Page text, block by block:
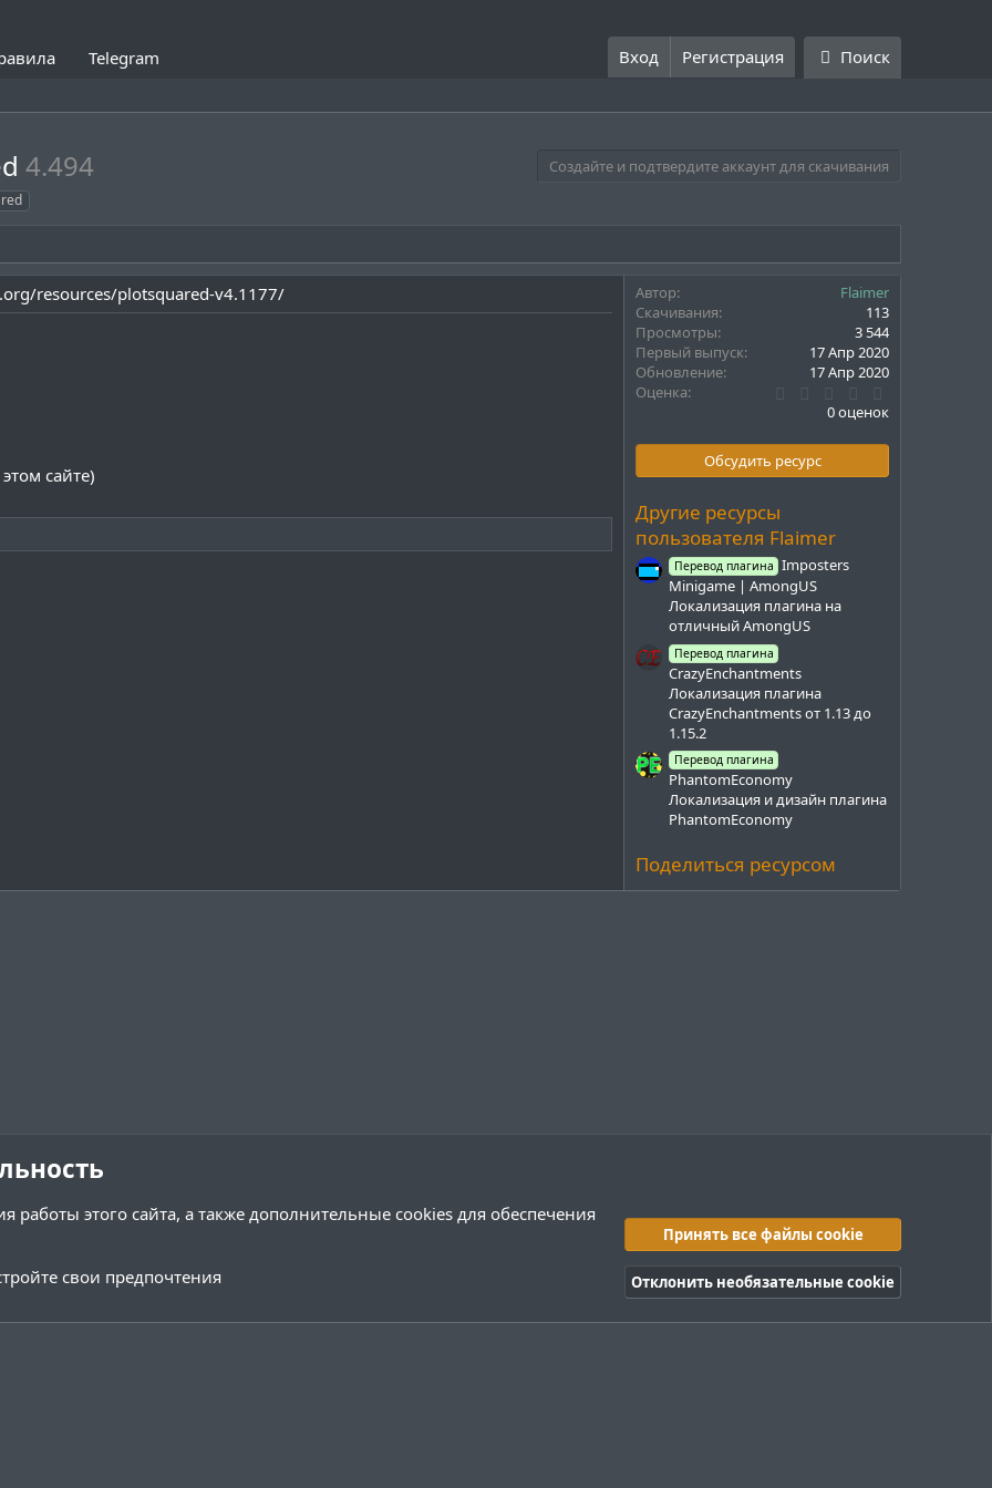
Telegram Вход Регистрация Поиск
4.494
Создайте и подтвердите аккаунт для скачивания
resources/plotsquared-v4.1177/
сайте)
Автор
Flaimer
Скачивания
113
Просмотры
3 544
Первый выпуск
17 Апр 2020
Обновление
17 Апр 2020
Оценка
0
0
в
0 оценок
Обсудить ресурс
Другие ресурсы
пользователя Flaimer
Перевод плагина Imposters
Minigame | AmongUS
Локализация плагина на
отличный AmongUS
Перевод плагина
CrazyEnchantments
Локализация плагина
CrazyEnchantments от 1.13 до
1.15.2
Перевод плагина
PhantomEconomy
Локализация и дизайн плагина
PhantomEconomy
Поделиться ресурсом
Политика конфиденциальности Помощь
R
работы этого сайта, а также дополнительные cookies для обеспечения
свои предпочтения
Принять все файлы cookie
Отклонить необязательные cookie